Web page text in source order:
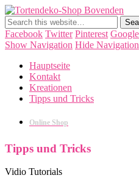
Tortendekorationen, Cake Pops,
Facebook Twitter Pinterest
Show Navigation Hide Navigation
Hauptseite
Kontakt
Kreationen
Tipps und Tricks
Online Shop
Tipps und Tricks
Vidio Tutorials